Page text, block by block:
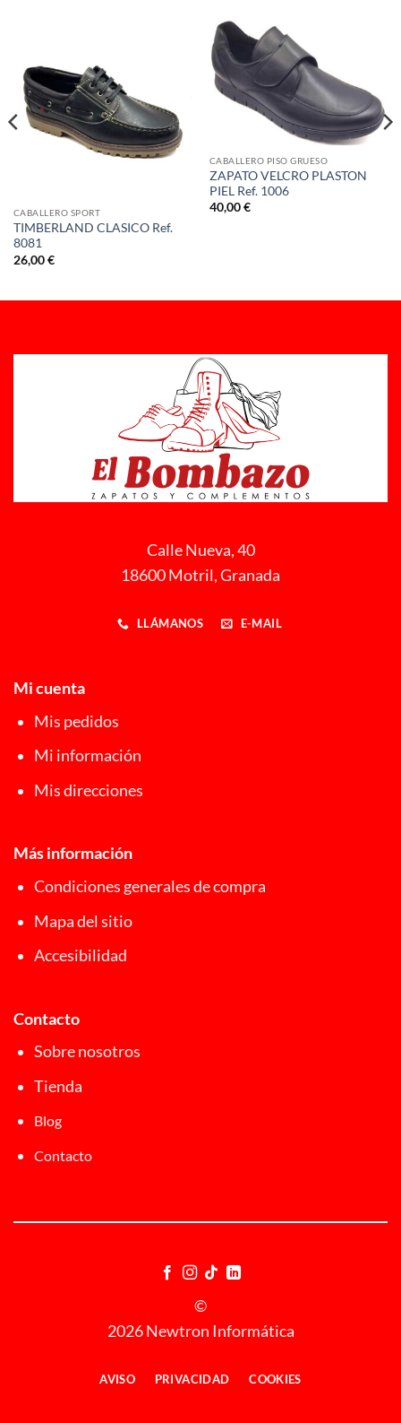
CABALLERO SPORT
TIMBERLAND CLASICO Ref.
8081
26,00€
CABALLERO PISO GRUESO
ZAPATO VELCRO PLASTON
PIEL Ref. 1006
40,00€
Calle Nueva, 40
18600 Motril, Granada
LLÁMANOS E-MAIL
Mi cuenta
Mis pedidos
Mi información
Mis direcciones
Más información
Condiciones generales de compra
Mapa del sitio
Accesibilidad
Contacto
Sobre nosotros
Tienda
Blog
Contacto
©
2026 Newtron Informática
AVISO PRIVACIDAD COOKIES